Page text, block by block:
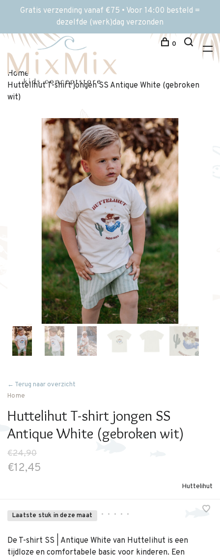
Gratis verzending vanaf €75 • Voor 14:00 besteld =
dezelfde (werk)dag verzonden
0
Home
Huttelihut T-shirt jongen SS Antique White (gebroken
wit)
← Terug naar overzicht
Home
Huttelihut T-shirt jongen SS
Antique White (gebroken wit)
€24,90
€12,45
Huttelihut
Laatste stuk in deze maat • • • • •
De T-shirt SS | Antique White van Huttelihut is een
tijdloze en comfortabele basic voor kinderen. Een